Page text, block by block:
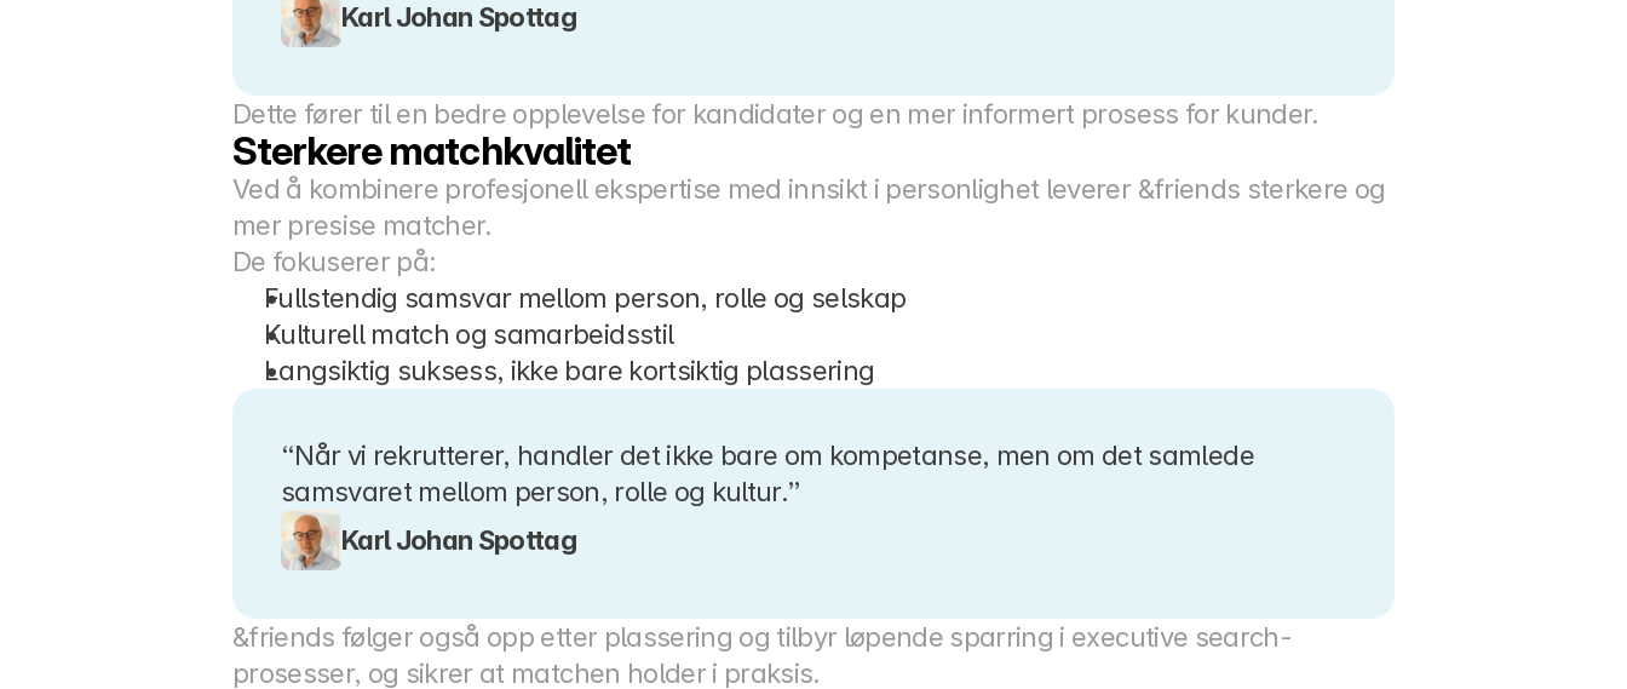
Karl Johan Spottag
Dette fører til en bedre opplevelse for kandidater og en mer informert prosess for kunder.
Sterkere matchkvalitet
Ved å kombinere profesjonell ekspertise med innsikt i personlighet leverer &friends sterkere og
mer presise matcher.
De fokuserer på:
Fullstendig samsvar mellom person, rolle og selskap
Kulturell match og samarbeidsstil
Langsiktig suksess, ikke bare kortsiktig plassering
“Når vi rekrutterer, handler det ikke bare om kompetanse, men om det samlede
samsvaret mellom person, rolle og kultur.”
Karl Johan Spottag
&friends følger også opp etter plassering og tilbyr løpende sparring i executive search-
prosesser, og sikrer at matchen holder i praksis.